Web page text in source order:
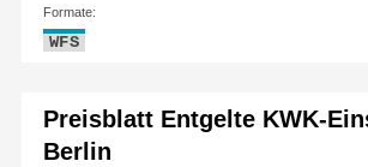
Formate:
WFS
Preisblatt Entgelte KWK-
Berlin